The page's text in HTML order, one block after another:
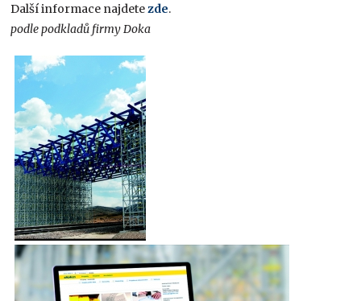
Další informace najdete zde.
podle podkladů firmy Doka